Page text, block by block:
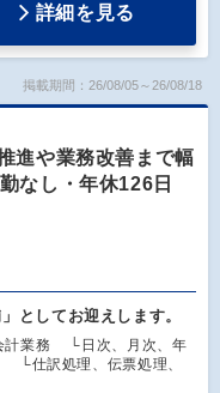
詳細を見る
掲載期間：26/08/05～26/08/18
進や業務改善まで幅
なし・年休126日
としてお迎えします。
計業務 └日次、月次、年
└仕訳処理、伝票処理、